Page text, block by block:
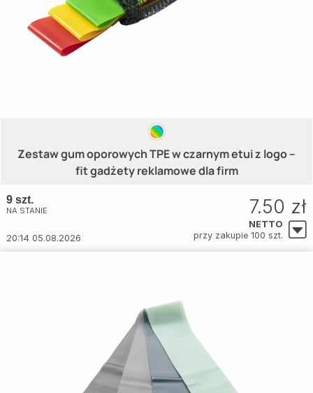
Zestaw gum oporowych TPE w czarnym etui z logo –
fit gadżety reklamowe dla firm
9 szt.
NA STANIE
20:14 05.08.2026
7.50 zł
NETTO
przy zakupie 100 szt.